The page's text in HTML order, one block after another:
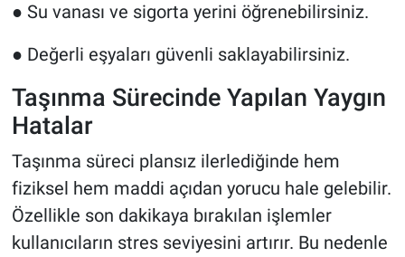
● Su vanası ve sigorta yerini öğrenebilirsiniz.
● Değerli eşyaları güvenli saklayabilirsiniz.
Taşınma Sürecinde Yapılan Yaygın
Hatalar
Taşınma süreci plansız ilerlediğinde hem
fiziksel hem maddi açıdan yorucu hale gelebilir.
Özellikle son dakikaya bırakılan işlemler
kullanıcıların stres seviyesini artırır. Bu nedenle